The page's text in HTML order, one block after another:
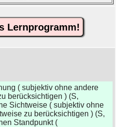
Lernprogramm!
( subjektiv ohne andere
berücksichtigen ) (S,
Sichtweise ( subjektiv ohne
zu berücksichtigen ) (S,
Standpunkt (